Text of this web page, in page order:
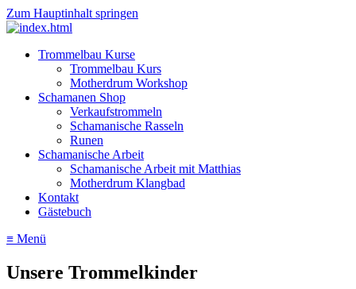
Zum Hauptinhalt springen
Trommelbau Kurse
Trommelbau Kurs
Motherdrum Workshop
Schamanen Shop
Verkaufstrommeln
Schamanische Rasseln
Runen
Schamanische Arbeit
Schamanische Arbeit mit Matthias
Motherdrum Klangbad
Kontakt
Gästebuch
≡ Menü
Unsere Trommelkinder